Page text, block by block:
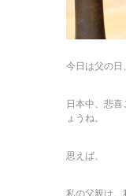
今日は父の日、
日本中、悲
ょうね。
思えば、
私の父親は、